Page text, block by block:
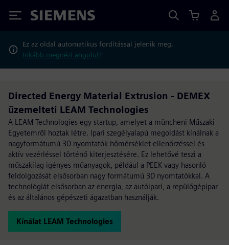
Siemens
Ez az oldal automatikus fordítással jelenik meg.
Inkább megnézi angolul?
Directed Energy Material Extrusion - DEMEX
üzemelteti LEAM Technologies
A LEAM Technologies egy startup, amelyet a müncheni Műszaki
Egyetemről hoztak létre. Ipari szegélyalapú megoldást kínálnak a
nagyformátumú 3D nyomtatók hőmérséklet-ellenőrzéssel és
aktív vezérléssel történő kiterjesztésére. Ez lehetővé teszi a
műszakilag igényes műanyagok, például a PEEK vagy hasonló
feldolgozását elsősorban nagy formátumú 3D nyomtatókkal. A
technológiát elsősorban az energia, az autóipari, a repülőgépipar
és az általános gépészeti ágazatban használják.
Kínálat LEAM Technologies